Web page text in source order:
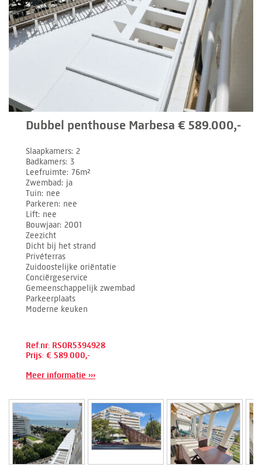
Dubbel penthouse Marbesa € 589.000,-
Slaapkamers 2
Badkamers 3
Leefruimte 76m²
Zwembad ja
Tuin nee
Parkeren nee
Lift nee
Bouwjaar 2001
Zeezicht
Dicht bij het strand
Privéterras
Zuidoostelijke oriëntatie
Conciërgeservice
Gemeenschappelijk zwembad
Parkeerplaats
Moderne keuken
Ref.nr: RSOR5394928
Prijs: € 589.000,-
Meer informatie ›››